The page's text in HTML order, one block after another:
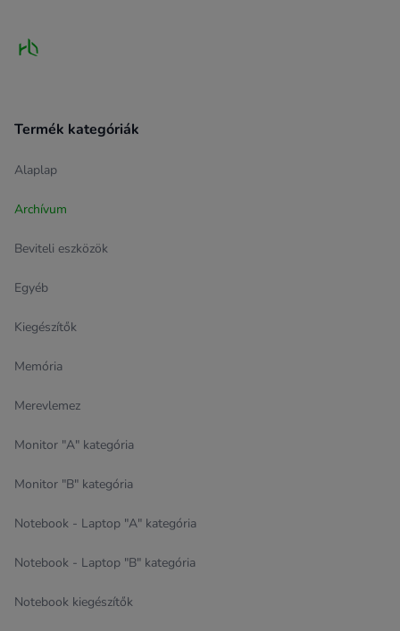
Termék kategóriák
Alaplap
Archívum
Beviteli eszközök
Egyéb
Kiegészítők
Memória
Merevlemez
Monitor "A" kategória
Monitor "B" kategória
Notebook - Laptop "A" kategória
Notebook - Laptop "B" kategória
Notebook kiegészítők